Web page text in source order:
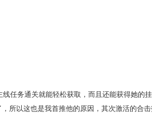
任务通关就能轻松获取，而且还能获得她
所以这也是我首推他的原因，其次激活的合